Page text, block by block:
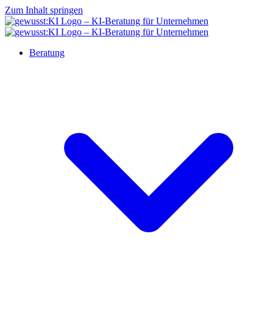
Zum Inhalt springen
Beratung